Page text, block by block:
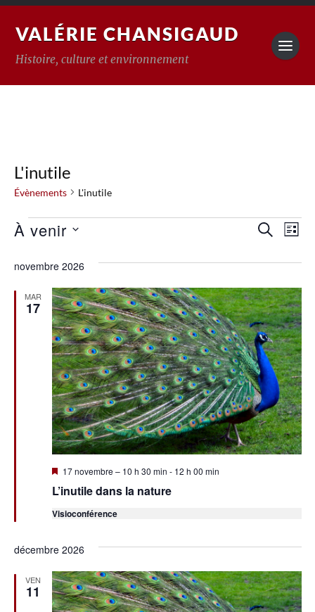
VALÉRIE CHANSIGAUD
Histoire, culture et environnement
L'inutile
Évènements L'inutile
de
vues
LISTE
À venir
date.
novembre 2026
MAR
17
L’inutile dans la nature
Mis
avant
17 novembre – 10 h 30 min - 12 h 00 min
Visioconférence
décembre 2026
VEN
11